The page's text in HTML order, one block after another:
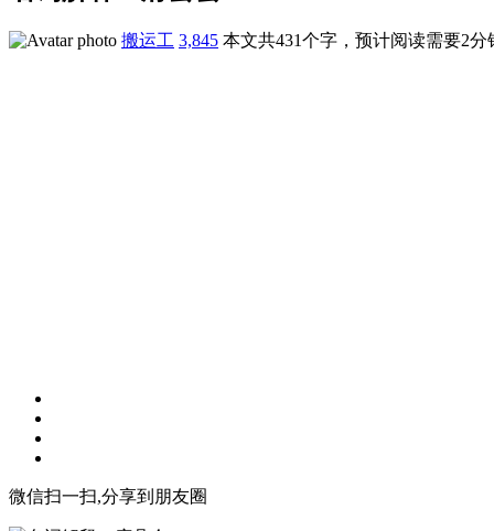
搬运工 3,845 本文共431个字，预计阅读需要2分
微信扫一扫,分享到朋友圈